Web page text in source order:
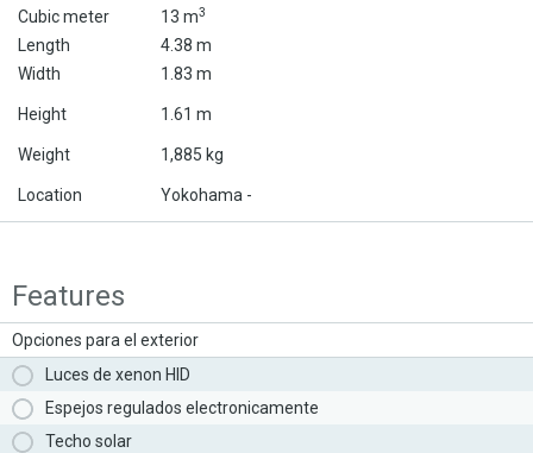
Cubic meter
13 m3
Length
4.38 m
Width
1.83 m
Height 1.61 m
Weight 1,885 kg
Location Yokohama -
Features
Opciones para el exterior
Luces de xenon HID
Espejos regulados electronicamente
Techo solar